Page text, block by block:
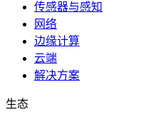
传感器与感知
网络
边缘计算
云端
解决方案
生态